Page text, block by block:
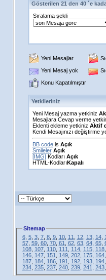
Gösterilen 21 den 40 ´e
Sıralama şekli
Yeni Mesajlar
Yeni Mesaj yok
Konu Kapatılmıştır
Yetkileriniz
Yeni Mesaj yazma yetkiniz
Mesajlara Cevap verme
Eklenti ekleme yetkiniz Aktif
Kendi Mesajınızı değiştirme
BB codeis Açık
Smileler Açık
[IMG]Kodları Açık
HTML-KodlarıKapalı
Sitemap
6, 5, 3, 7, 8, 9, 10, 11 12, 13, 14,
57, 59, 60, 70, 61 62, 63, 64, 65,
108, 107, 110, 111 114, 115, 118,
146, 147, 151 149, 202, 175, 164,
187, 184, 186, 191 192, 193, 194,
234, 235, 237, 240, 239, 241 243,